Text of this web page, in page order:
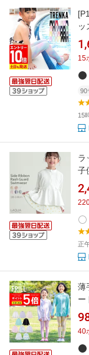
ッ
ト
15
90
15
ラ
子
対
子
正
薄
ー
荷
ト
40